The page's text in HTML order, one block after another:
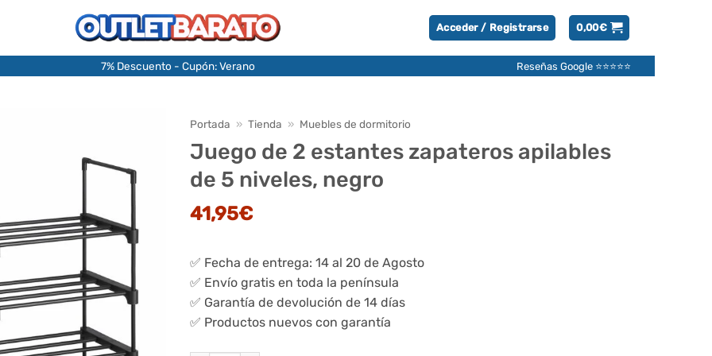
Acceder / Registrarse 0,00€
7% Descuento - Cupón: Verano Reseñas Google ⭐⭐⭐⭐⭐
Portada » Tienda » Muebles de dormitorio
Juego de 2 estantes zapateros apilables
de 5 niveles, negro
41,95€
✅ Fecha de entrega: 14 al 20 de Agosto
✅ Envío gratis en toda la península
✅ Garantía de devolución de 14 días
✅ Productos nuevos con garantía